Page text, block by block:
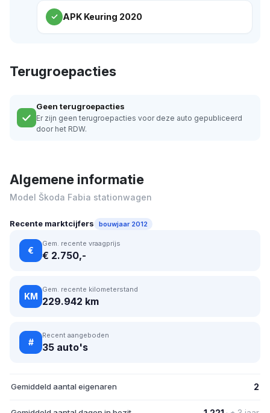
APK Keuring 2020
Terugroepacties
Geen terugroepacties
Er zijn geen terugroepacties voor deze auto gepubliceerd
door het RDW.
Algemene informatie
Model Škoda Fabia stationwagen
Recente marktcijfers bouwjaar 2012
€
Gem. recente vraagprijs
€ 2.750,-
KM
Gem. recente kilometerstand
229.942 km
#
Recent aangeboden
35 auto's
Gemiddeld aantal eigenaren 2